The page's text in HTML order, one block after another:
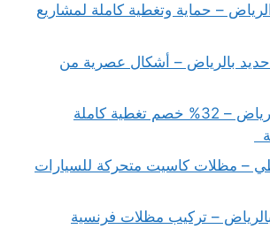
– حماية وتغطية كاملة لمشاريع
بالرياض – أشكال عصرية من
سواتر ممرات الرياض – 32% خصم تغطية كاملة
– مظلات كاسيت متحركة للسيارات
– تركيب مظلات فرنسية